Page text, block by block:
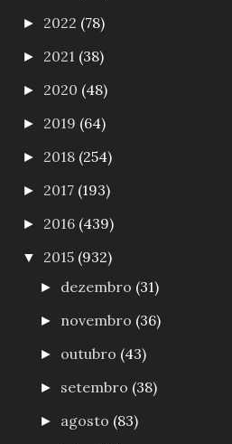
► 2022 (78)
► 2021 (38)
► 2020 (48)
► 2019 (64)
► 2018 (254)
► 2017 (193)
► 2016 (439)
▼ 2015 (932)
► dezembro (31)
► novembro (36)
► outubro (43)
► setembro (38)
► agosto (83)